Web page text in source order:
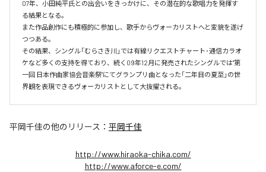
07年、小田純平氏との出会いをきっかけに、その潜在的な歌唱力を発揮す
る結果となる。
また作品創作にも積極的に参加し、歌手からヴォーカリストへと変貌を遂げ
つつある。
その結果、シングル「むらさき川」では有線リクエストチャート･通信カラオ
ケなど多くの支持を得ており、続く09年12月に発売されたシングルでは"第
一回 日本作曲家協会音楽祭"にてグランプリ曲となった「二年目の夏至」の世
界観を表現できるヴォーカリストとして大抜擢される。
平岡千佳の他のリリース： 平岡千佳
http://www.hiraoka-chika.com/
http://www.aforce-e.com/